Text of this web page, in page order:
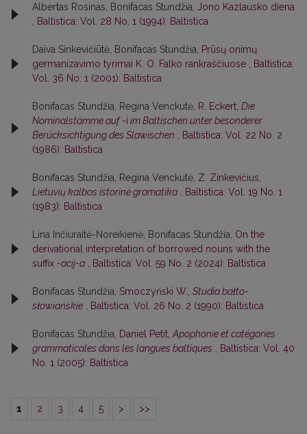
Albertas Rosinas, Bonifacas Stundžia,
Jono Kazlausko diena
Baltistica: Vol. 28 No. 1 (1994): Baltistica
Daiva Sinkevičiūtė, Bonifacas Stundžia,
Prūsų onimų
germanizavimo tyrimai K. O. Falko rankraščiuose
Baltistica:
Vol. 36 No. 1 (2001): Baltistica
Bonifacas Stundžia, Regina Venckutė, R. Eckert, Die
Nominalstämme auf-i im Baltischen unter besonderer
Berücksichtigung des Slawischen
Baltistica: Vol. 22 No. 2
(1986): Baltistica
Bonifacas Stundžia, Regina Venckutė, Z. Zinkevičius,
Lietuvių kalbos istorinė gramatika
Baltistica: Vol. 19 No. 1
(1983): Baltistica
Lina Inčiuraitė-Noreikienė, Bonifacas Stundžia, On the
derivational interpretation of borrowed nouns with the
suffix -acij-a Baltistica: Vol. 59 No. 2 (2024): Baltistica
Bonifacas Stundžia, Smoczyński W., Studia bałto-
słowiańskie
Baltistica: Vol. 26 No. 2 (1990): Baltistica
Bonifacas Stundžia, Daniel Petit, Apophonie et catégories
grammaticales dans les langues baltiques
Baltistica: Vol. 40
No. 1 (2005): Baltistica
1 2 3 4 5 > >>